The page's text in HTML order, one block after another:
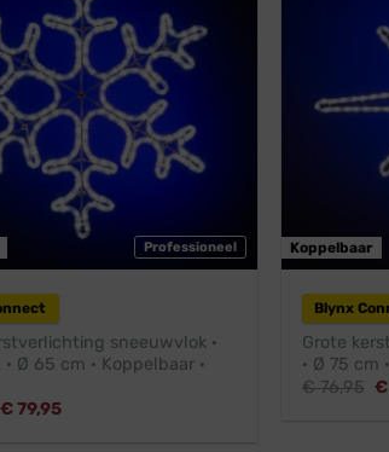
Professioneel
sneeuwvlok ·
Ø 65 cm · Koppelbaar ·
Oorspronkelijke
€79,95Huidige
Koppelbaar
Blynx
Grote
· Ø 75 cm
€76,95 €